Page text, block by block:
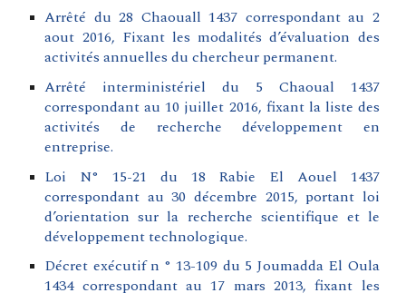
Arrêté du 28 Chaouall 1437 correspondant au 2
aout 2016, Fixant les modalités d’évaluation des
activités annuelles du chercheur permanent.
Arrêté interministériel du 5 Chaoual 1437
correspondant au 10 juillet 2016, fixant la liste des
activités de recherche développement en
entreprise.
Loi N° 15-21 du 18 Rabie El Aouel 1437
correspondant au 30 décembre 2015, portant loi
d’orientation sur la recherche scientifique et le
développement technologique.
Décret exécutif n ° 13-109 du 5 Joumadda El Oula
1434 correspondant au 17 mars 2013, fixant les